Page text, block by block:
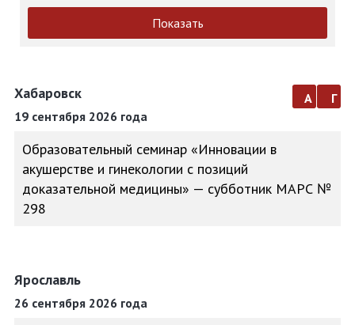
Показать
Хабаровск
19 сентября 2026 года
а г
Образовательный семинар «Инновации в
акушерстве и гинекологии с позиций
доказательной медицины» — субботник МАРС №
298
Ярославль
26 сентября 2026 года